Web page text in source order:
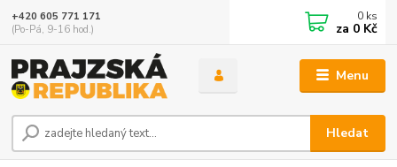
Menu
Hledat
+420 605 771 171
(Po-Pá, 9-16 hod.)
0 ks
za 0 Kč